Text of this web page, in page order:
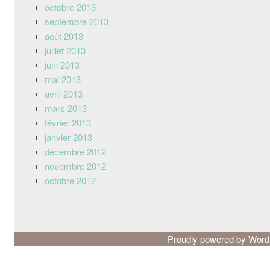
octobre 2013
septembre 2013
août 2013
juillet 2013
juin 2013
mai 2013
avril 2013
mars 2013
février 2013
janvier 2013
décembre 2012
novembre 2012
octobre 2012
Proudly powered by